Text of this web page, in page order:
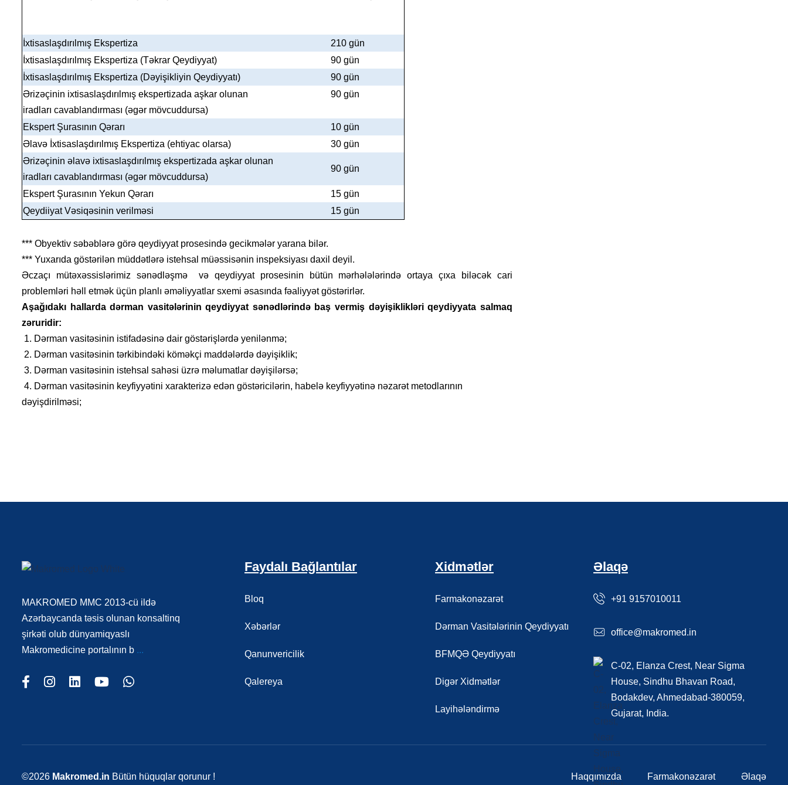
İxtisaslaşdırılmış Ekspertiza
210 gün
İxtisaslaşdırılmış Ekspertiza (Təkrar Qeydiyyat)
90 gün
İxtisaslaşdırılmış Ekspertiza (Dəyişikliyin Qeydiyyatı)
90 gün
Ərizəçinin ixtisaslaşdırılmış ekspertizada aşkar olunan
iradları cavablandırması (əgər mövcuddursa)
90 gün
Ekspert Şurasının Qərarı
10 gün
Əlavə İxtisaslaşdırılmış Ekspertiza (ehtiyac olarsa)
30 gün
Ərizəçinin əlavə ixtisaslaşdırılmış ekspertizada aşkar olunan
iradları cavablandırması (əgər mövcuddursa)
90 gün
Ekspert Şurasının Yekun Qərarı
15 gün
Qeydiiyat Vəsiqəsinin verilməsi
15 gün
*** Obyektiv səbəblərə görə qeydiyyat prosesində gecikmələr yarana bilər.
*** Yuxarıda göstərilən müddətlərə istehsal müəssisənin inspeksiyası daxil deyil.
Əczaçı mütəxəssislərimiz sənədləşmə və qeydiyyat prosesinin bütün mərhələlərində ortaya çıxa biləcək cari
problemləri həll etmək üçün planlı əməliyyatlar sxemi əsasında fəaliyyət göstərirlər.
Aşağıdakı hallarda dərman vasitələrinin qeydiyyat sənədlərində baş vermiş dəyişiklikləri qeydiyyata salmaq
zəruridir:
1. Dərman vasitəsinin istifadəsinə dair göstərişlərdə yenilənmə;
2. Dərman vasitəsinin tərkibindəki köməkçi maddələrdə dəyişiklik;
3. Dərman vasitəsinin istehsal sahəsi üzrə məlumatlar dəyişilərsə;
4. Dərman vasitəsinin keyfiyyətini xarakterizə edən göstəricilərin, habelə keyfiyyətinə nəzarət metodlarının
dəyişdirilməsi;
MAKROMED MMC 2013-cü ildə
Azərbaycanda təsis olunan konsaltinq
şirkəti olub dünyamiqyaslı
Makromedicine portalının b ...
Faydalı Bağlantılar
Bloq
Xəbərlər
Qanunvericilik
Qalereya
Xidmətlər
Farmakonəzarət
Dərman Vasitələrinin Qeydiyyatı
BFMQƏ Qeydiyyatı
Digər Xidmətlər
Layihələndirmə
Əlaqə
+91 9157010011
office@makromed.in
C-02, Elanza Crest, Near Sigma
House, Sindhu Bhavan Road,
Bodakdev, Ahmedabad-380059,
Gujarat, India.
©2026 Makromed.in Bütün hüquqlar qorunur ! Haqqımızda Farmakonəzarət Əlaqə